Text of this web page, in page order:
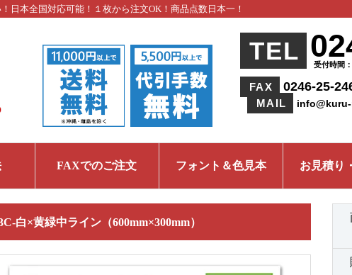
日本全国対応可能！１枚から注文OK！商品点数日本一！
TEL 受付時間
FAX 0246-25-
MAIL
FAXでのご注文 フォント＆色見本 お見積り
白×黄緑中ライン（600mm×300mm）